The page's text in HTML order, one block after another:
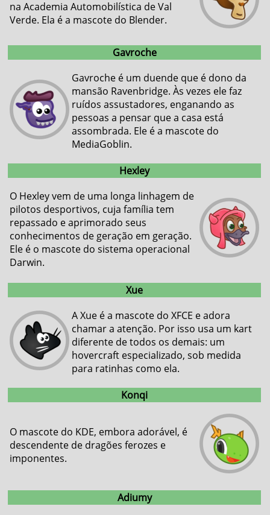
na Academia Automobilística de Val
Verde. Ela é a mascote do Blender.
Gavroche
Gavroche é um duende que é dono da
mansão Ravenbridge. Às vezes ele faz
ruídos assustadores, enganando as
pessoas a pensar que a casa está
assombrada. Ele é a mascote do
MediaGoblin.
Hexley
O Hexley vem de uma longa linhagem de
pilotos desportivos, cuja família tem
repassado e aprimorado seus
conhecimentos de geração em geração.
Ele é o mascote do sistema operacional
Darwin.
Xue
A Xue é a mascote do XFCE e adora
chamar a atenção. Por isso usa um kart
diferente de todos os demais: um
hovercraft especializado, sob medida
para ratinhas como ela.
Konqi
O mascote do KDE, embora adorável, é
descendente de dragões ferozes e
imponentes.
Adiumy